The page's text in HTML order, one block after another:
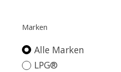
Marken
Alle Marken
LPG®